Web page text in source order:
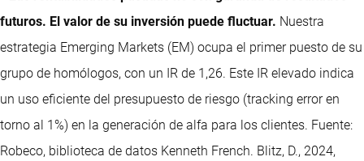
futuros. El valor de su inversión puede fluctuar. Nuestra
estrategia Emerging Markets (EM) ocupa el primer puesto de su
grupo de homólogos, con un IR de 1,26. Este IR elevado indica
un uso eficiente del presupuesto de riesgo (tracking error en
torno al 1%) en la generación de alfa para los clientes. Fuente:
Robeco, biblioteca de datos Kenneth French. Blitz, D., 2024,